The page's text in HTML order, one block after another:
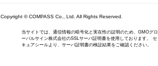
Copyright © COMPASS Co., Ltd. All Rights Reserved.
当サイトでは、通信情報の暗号化と実在性の証明のため、GMOグロ
ーバルサイン株式会社のSSLサーバ証明書を使用しております。 セ
キュアシールより、サーバ証明書の検証結果をご確認ください。